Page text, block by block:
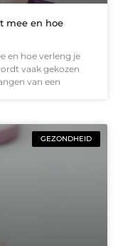
mee en hoe
en hoe verleng je
vaak gekozen
van een
GEZONDHEID